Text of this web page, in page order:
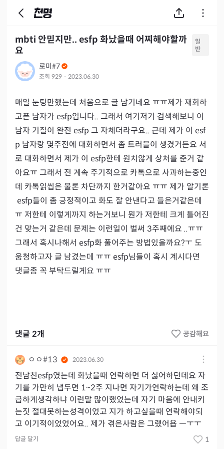
mbti 안믿지만.. esfp 화났을때 어찌해야할까
요
일
반
로미#7
조회 929 · 2023.06.30
매일 눈팅만했는데 처음으로 글 남기네요 ㅠㅠ제가 재회하
고픈 남자가 esfp입니다.. 그래서 여기저기 검색해보니 이
남자 기질이 완전 esfp 그 자체더라구요.. 근데 제가 이 esf
p 남자랑 몇주전에 대화하면서 좀 트러블이 생겼거든요 서
로 대화하면서 제가 이 esfp한테 원치않게 상처를 준거 같
아요ㅠ 그래서 전 계속 주기적으로 카톡으로 사과하는중인
데 카톡읽씹은 물론 차단까지 한거같아요 ㅠㅠ 제가 알기론
esfp들이 좀 긍정적이고 화도 잘 안낸다고 들은거같은데
ㅠ 저한테 이렇게까지 하는거보니 뭔가 저한테 크게 틀어진
건 맞는거 같은데 문제는 이런일이 벌써 3주째에요 ..ㅠㅠ
그래서 혹시나해서 esfp화 풀어주는 방법있을까요?ㅜ 도
움청하고자 글 남겼는데 ㅠㅠ esfp님들이 혹시 계시다면
댓글좀 꼭 부탁드릴게요 ㅠㅠ
댓글 2개 공감해요
ㅇㅇ#13 2023.06.30
전남친esfp였는데 화났을때 연락하면 더 싫어하던데요 자
기를 가만히 냅두면 1~2주 지나면 자기가연락하는데 왜 조
급하게생각하냐 이런말 많이했었는데 자기 마음에 안내키
는짓 절대못하는성격이었고 지가 하고싶을때 연락해야되
고 이기적이었었어요.. 제가 겪은사람은 그랬어욥 ㅡㅜㅜ
답글 달기 1